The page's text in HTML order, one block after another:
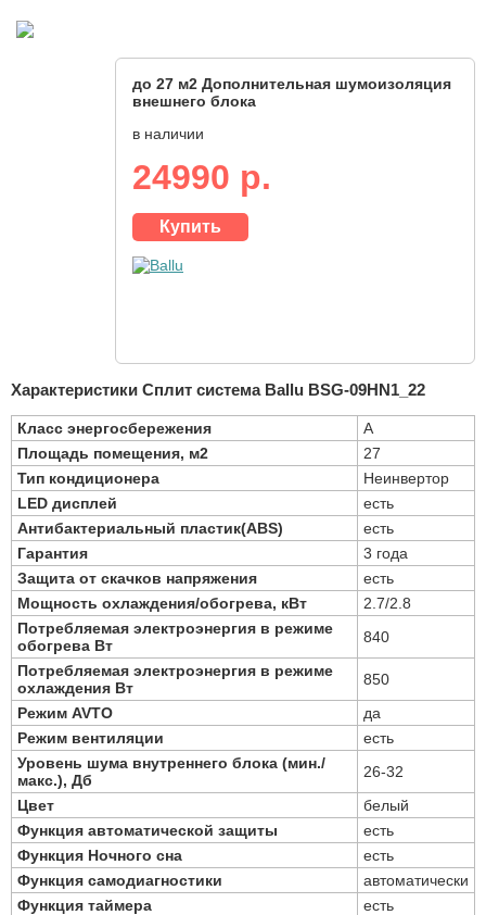
до 27 м2 Дополнительная шумоизоляция
внешнего блока
в наличии
24990 р.
Купить
Характеристики Сплит система Ballu BSG-09HN1_22
Класс энергосбережения
A
Площадь помещения, м2
27
Тип кондиционера
Неинвертор
LED дисплей
есть
Антибактериальный пластик(ABS)
есть
Гарантия
3 года
Защита от скачков напряжения
есть
Мощность охлаждения/обогрева, кВт
2.7/2.8
Потребляемая электроэнергия в режиме
обогрева Вт
840
Потребляемая электроэнергия в режиме
охлаждения Вт
850
Режим AVTO
да
Режим вентиляции
есть
Уровень шума внутреннего блока (мин./
макс.), Дб
26-32
Цвет
белый
Функция автоматической защиты
есть
Функция Ночного сна
есть
Функция самодиагностики
автоматически
Функция таймера
есть